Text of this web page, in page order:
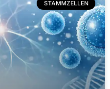
STAMMZELLEN